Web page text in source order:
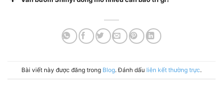
Bài viết này được đăng trong Blog. Đánh dấu liên kết thường trực.